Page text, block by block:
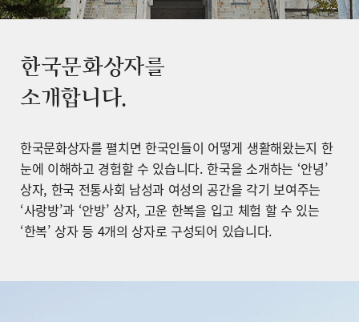
한국문화상자를
소개합니다.
한국문화상자를 펼치면 한국인들이 어떻게 생활해왔는지 한
눈에 이해하고 경험할 수 있습니다. 한국을 소개하는 ‘안녕’
상자, 한국 전통사회 남성과 여성의 공간을 각기 보여주는
‘사랑방’과 ‘안방’ 상자, 고운 한복을 입고 체험 할 수 있는
‘한복’ 상자 등 4개의 상자로 구성되어 있습니다.